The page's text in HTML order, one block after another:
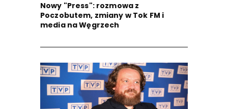
Nowy "Press": rozmowa z
Poczobutem, zmiany w Tok FM i
media na Węgrzech